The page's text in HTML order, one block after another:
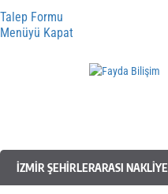
Talep Formu
Menüyü Kapat
İZMIR ŞEHIRLERARASI NAKLIYE